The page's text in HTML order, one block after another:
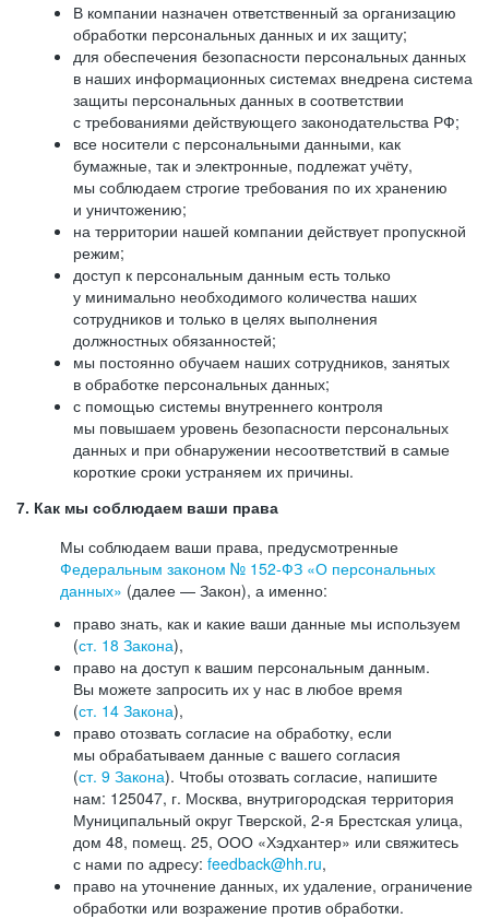
В компании назначен ответственный за организацию
обработки персональных данных и их защиту;
для обеспечения безопасности персональных данных
в наших информационных системах внедрена система
защиты персональных данных в соответствии
с требованиями действующего законодательства РФ;
все носители с персональными данными, как
бумажные, так и электронные, подлежат учёту,
мы соблюдаем строгие требования по их хранению
и уничтожению;
на территории нашей компании действует пропускной
режим;
доступ к персональным данным есть только
у минимально необходимого количества наших
сотрудников и только в целях выполнения
должностных обязанностей;
мы постоянно обучаем наших сотрудников, занятых
в обработке персональных данных;
с помощью системы внутреннего контроля
мы повышаем уровень безопасности персональных
данных и при обнаружении несоответствий в самые
короткие сроки устраняем их причины.
7. Как мы соблюдаем ваши права
Мы соблюдаем ваши права, предусмотренные
Федеральным законом № 152-ФЗ «О персональных
данных» (далее — Закон), а именно:
право знать, как и какие ваши данные мы используем
(ст. 18 Закона),
право на доступ к вашим персональным данным.
Вы можете запросить их у нас в любое время
(ст. 14 Закона),
право отозвать согласие на обработку, если
мы обрабатываем данные с вашего согласия
(ст. 9 Закона). Чтобы отозвать согласие, напишите
нам: 125047, г. Москва, внутригородская территория
Муниципальный округ Тверской, 2-я Брестская улица,
дом 48, помещ. 25, ООО «Хэдхантер» или свяжитесь
с нами по адресу: feedback@hh.ru,
право на уточнение данных, их удаление, ограничение
обработки или возражение против обработки.